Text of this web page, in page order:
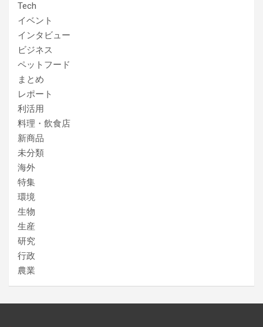
Tech
イベント
インタビュー
ビジネス
ペットフード
まとめ
レポート
利活用
料理・飲食店
新商品
未分類
海外
特集
環境
生物
生産
研究
行政
農業